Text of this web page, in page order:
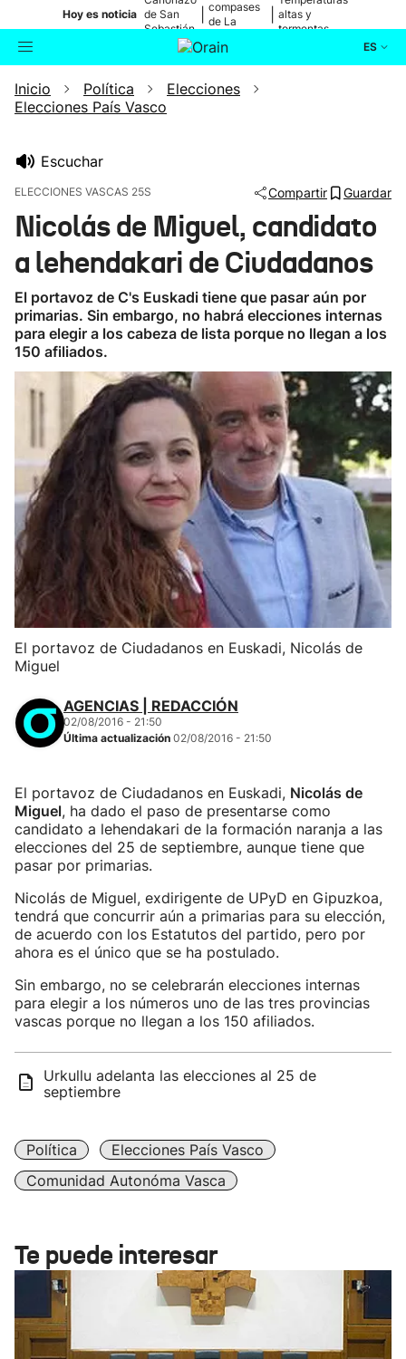
Hoy es noticia de San
Sebastián
compases
de La
altas y
tormentas
ES
Buscador Actualidad
Ikusmiran
Eguraldia
Inicio Política
Elecciones
Elecciones País Vasco
Escuchar
ELECCIONES VASCAS 25S Compartir Guardar
Nicolás de Miguel, candidato
a lehendakari de Ciudadanos
El portavoz de C's Euskadi tiene que pasar aún por
primarias. Sin embargo, no habrá elecciones internas
para elegir a los cabeza de lista porque no llegan a los
150 afiliados.
El portavoz de Ciudadanos en Euskadi, Nicolás de
Miguel
AGENCIAS | REDACCIÓN
02/08/2016 - 21:50
Última actualización 02/08/2016 - 21:50
El portavoz de Ciudadanos en Euskadi, Nicolás de
Miguel, ha dado el paso de presentarse como
candidato a lehendakari de la formación naranja a las
elecciones del 25 de septiembre, aunque tiene que
pasar por primarias.
Nicolás de Miguel, exdirigente de UPyD en Gipuzkoa,
tendrá que concurrir aún a primarias para su elección,
de acuerdo con los Estatutos del partido, pero por
ahora es el único que se ha postulado.
Sin embargo, no se celebrarán elecciones internas
para elegir a los números uno de las tres provincias
vascas porque no llegan a los 150 afiliados.
Urkullu adelanta las elecciones al 25 de
septiembre
Política
Elecciones País Vasco
Comunidad Autonóma Vasca
Te puede interesar